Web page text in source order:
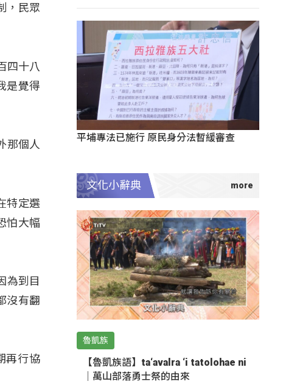
，民眾
四十八
是覺得
那個人
特定選
怕大幅
為到目
沒有翻
再行協
平埔專法已施行 原民身分法暫緩審查
文化小辭典
魯凱族
【魯凱族語】ta‘avalra ‘i tatolohae ni
｜萬山部落勇士祭的由來